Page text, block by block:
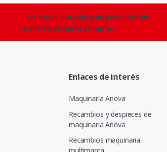
...y recibe un cupón por valor de 10€
para tu primera compra.
Enlaces de interés
Maquinaria Anova
Recambios y despieces de
maquinaria Anova
Recambios maquinaria